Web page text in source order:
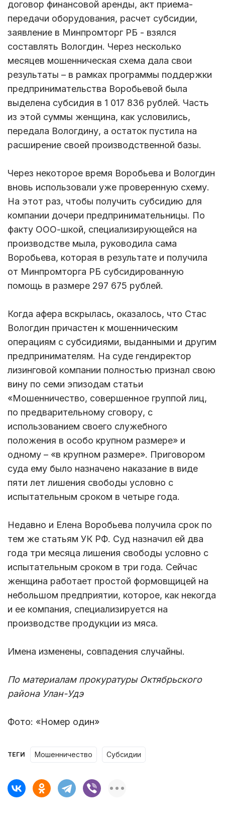
договор финансовой аренды, акт приема-
передачи оборудования, расчет субсидии,
заявление в Минпромторг РБ - взялся
составлять Вологдин. Через несколько
месяцев мошенническая схема дала свои
результаты – в рамках программы поддержки
предпринимательства Воробьевой была
выделена субсидия в 1 017 836 рублей. Часть
из этой суммы женщина, как условились,
передала Вологдину, а остаток пустила на
расширение своей производственной базы.
Через некоторое время Воробьева и Вологдин
вновь использовали уже проверенную схему.
На этот раз, чтобы получить субсидию для
компании дочери предпринимательницы. По
факту ООО-шкой, специализирующейся на
производстве мыла, руководила сама
Воробьева, которая в результате и получила
от Минпромторга РБ субсидированную
помощь в размере 297 675 рублей.
Когда афера вскрылась, оказалось, что Стас
Вологдин причастен к мошенническим
операциям с субсидиями, выданными и другим
предпринимателям. На суде гендиректор
лизинговой компании полностью признал свою
вину по семи эпизодам статьи
«Мошенничество, совершенное группой лиц,
по предварительному сговору, с
использованием своего служебного
положения в особо крупном размере» и
одному – «в крупном размере». Приговором
суда ему было назначено наказание в виде
пяти лет лишения свободы условно с
испытательным сроком в четыре года.
Недавно и Елена Воробьева получила срок по
тем же статьям УК РФ. Суд назначил ей два
года три месяца лишения свободы условно с
испытательным сроком в три года. Сейчас
женщина работает простой формовщицей на
небольшом предприятии, которое, как некогда
и ее компания, специализируется на
производстве продукции из мяса.
Имена изменены, совпадения случайны.
По материалам прокуратуры Октябрьского
района Улан-Удэ
Фото: «Номер один»
ТЕГИ мошенничество субсидии